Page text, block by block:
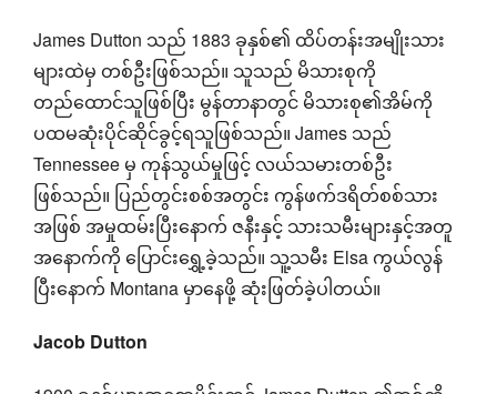
James Dutton သည် 1883 ခုနှစ်၏ ထိပ်တန်းအမျိုးသား
များထဲမှ တစ်ဦးဖြစ်သည်။ သူသည် မိသားစုကို
တည်ထောင်သူဖြစ်ပြီး မွန်တာနာတွင် မိသားစု၏အိမ်ကို
ပထမဆုံးပိုင်ဆိုင်ခွင့်ရသူဖြစ်သည်။ James သည်
Tennessee မှ ကုန်သွယ်မှုဖြင့် လယ်သမားတစ်ဦး
ဖြစ်သည်။ ပြည်တွင်းစစ်အတွင်း ကွန်ဖက်ဒရိတ်စစ်သား
အဖြစ် အမှုထမ်းပြီးနောက် ဇနီးနှင့် သားသမီးများနှင့်အတူ
အနောက်ကို ပြောင်းရွှေ့ခဲ့သည်။ သူ့သမီး Elsa ကွယ်လွန်
ပြီးနောက် Montana မှာနေဖို့ ဆုံးဖြတ်ခဲ့ပါတယ်။
Jacob Dutton